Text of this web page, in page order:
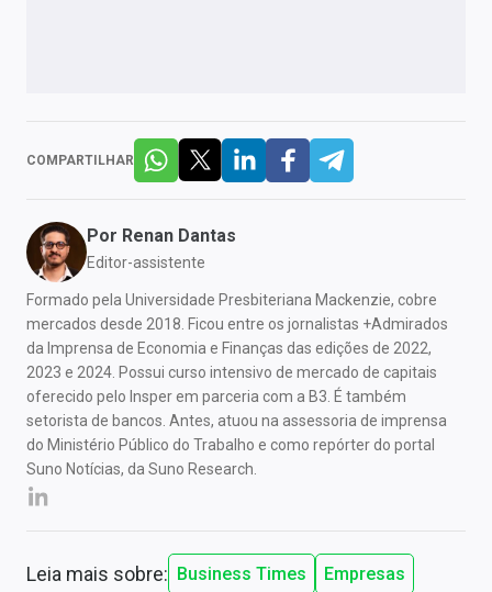
COMPARTILHAR
Por Renan Dantas
Editor-assistente
Formado pela Universidade Presbiteriana Mackenzie, cobre
mercados desde 2018. Ficou entre os jornalistas +Admirados
da Imprensa de Economia e Finanças das edições de 2022,
2023 e 2024. Possui curso intensivo de mercado de capitais
oferecido pelo Insper em parceria com a B3. É também
setorista de bancos. Antes, atuou na assessoria de imprensa
do Ministério Público do Trabalho e como repórter do portal
Suno Notícias, da Suno Research.
Leia mais sobre: Business Times
Empresas